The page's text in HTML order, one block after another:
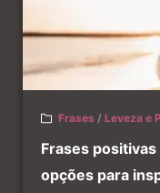
Frases / Leveza e
Frases
opções para